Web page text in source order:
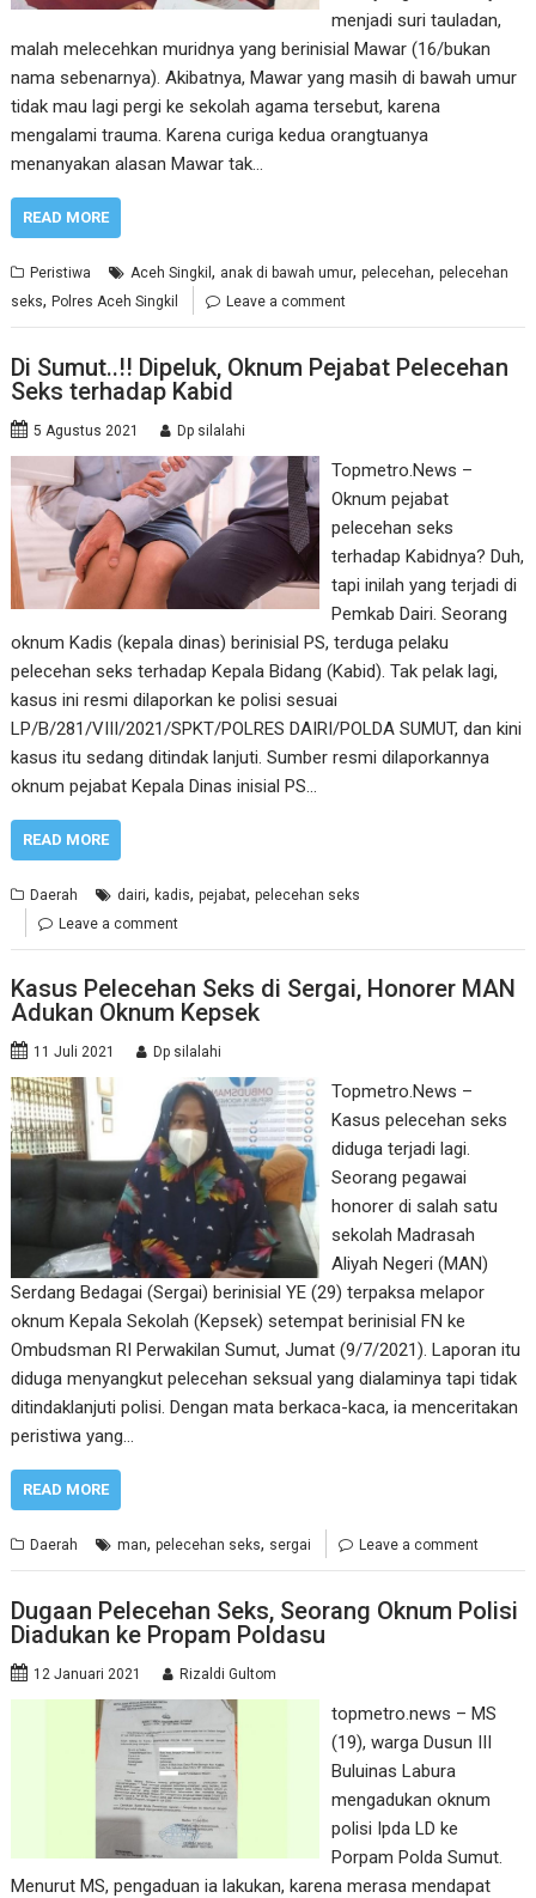
menjadi suri tauladan,
malah melecehkan muridnya yang berinisial Mawar (16/bukan
nama sebenarnya). Akibatnya, Mawar yang masih di bawah umur
tidak mau lagi pergi ke sekolah agama tersebut, karena
mengalami trauma. Karena curiga kedua orangtuanya
menanyakan alasan Mawar tak…
READ MORE
Peristiwa Aceh Singkil, anak di bawah umur,pelecehan,pelecehan
seks,Polres Aceh Singkil Leave a comment
Di Sumut..!! Dipeluk, Oknum Pejabat Pelecehan
Seks terhadap Kabid
5 Agustus 2021 Dp silalahi
Topmetro.News –
Oknum pejabat
pelecehan seks
terhadap Kabidnya? Duh,
tapi inilah yang terjadi di
Pemkab Dairi. Seorang
oknum Kadis (kepala dinas) berinisial PS, terduga pelaku
pelecehan seks terhadap Kepala Bidang (Kabid). Tak pelak lagi,
kasus ini resmi dilaporkan ke polisi sesuai
LP/B/281/VIII/2021/SPKT/POLRES DAIRI/POLDA SUMUT, dan kini
kasus itu sedang ditindak lanjuti. Sumber resmi dilaporkannya
oknum pejabat Kepala Dinas inisial PS…
READ MORE
Daerah dairi,kadis,pejabat,pelecehan seks
Leave a comment
Kasus Pelecehan Seks di Sergai, Honorer MAN
Adukan Oknum Kepsek
11 Juli 2021 Dp silalahi
Topmetro.News –
Kasus pelecehan seks
diduga terjadi lagi.
Seorang pegawai
honorer di salah satu
sekolah Madrasah
Aliyah Negeri (MAN)
Serdang Bedagai (Sergai) berinisial YE (29) terpaksa melapor
oknum Kepala Sekolah (Kepsek) setempat berinisial FN ke
Ombudsman RI Perwakilan Sumut, Jumat (9/7/2021). Laporan itu
diduga menyangkut pelecehan seksual yang dialaminya tapi tidak
ditindaklanjuti polisi. Dengan mata berkaca-kaca, ia menceritakan
peristiwa yang…
READ MORE
Daerah man,pelecehan seks, sergai Leave a comment
Dugaan Pelecehan Seks, Seorang Oknum Polisi
Diadukan ke Propam Poldasu
12 Januari 2021 Rizaldi Gultom
topmetro.news – MS
(19), warga Dusun III
Buluinas Labura
mengadukan oknum
polisi Ipda LD ke
Porpam Polda Sumut.
Menurut MS, pengaduan ia lakukan, karena merasa mendapat